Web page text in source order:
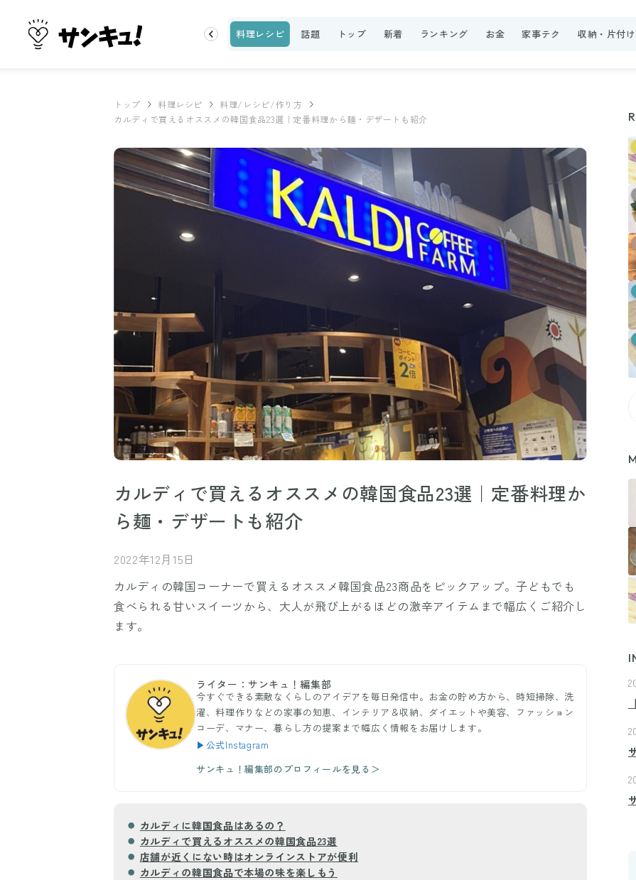
ビューティ 100均・雑貨 スーパー 料理レシピ 話題 トップ 新着 ランキング お金 家事テク 収納・片付け
トップ 料理レシピ
料理/レシピ/作り方
カルディで買えるオススメの韓国食品23選｜定番料理から麺・デザートも紹介
カルディで買えるオススメの韓国食品23選｜定番料理か
ら麺・デザートも紹介
2022年12月15日
カルディの韓国コーナーで買えるオススメ韓国食品23商品をピックアップ。子どもでも
食べられる甘いスイーツから、大人が飛び上がるほどの激辛アイテムまで幅広くご紹介し
ます。
ライター：サンキュ！編集部
今すぐできる素敵なくらしのアイデアを毎日発信中。お金の貯め方から、時短掃除、洗
濯、料理作りなどの家事の知恵、インテリア＆収納、ダイエットや美容、ファッション
コーデ、マナー、暮らし方の提案まで幅広く情報をお届けします。
▶公式Instagram
サンキュ！編集部のプロフィールを見る＞
カルディに韓国食品はあるの？
カルディで買えるオススメの韓国食品23選
店舗が近くにない時はオンラインストアが便利
カルディの韓国食品で本場の味を楽しもう